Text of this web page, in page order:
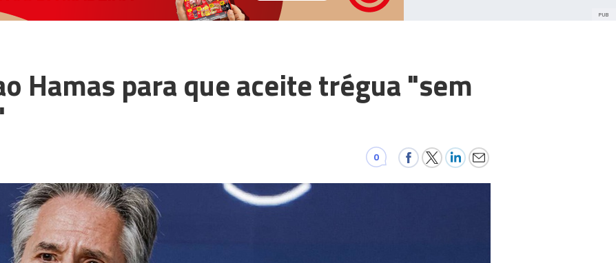
PUB
Hamas para que aceite trégua "sem
0